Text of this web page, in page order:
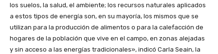
los suelos, la salud, el ambiente; los recursos naturales aplicados
a estos tipos de energía son, en su mayoría, los mismos que se
utilizan para la producción de alimentos o para la calefacción de
hogares de la población que vive en el campo, en zonas alejadas
y sin acceso a las energías tradicionales», indicó Carla Seain, la